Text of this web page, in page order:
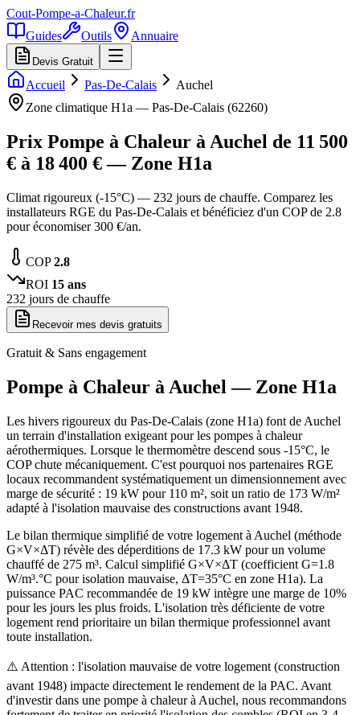
Cout-Pompe-a-Chaleur.fr
Guides
Outils Annuaire
Devis Gratuit
Accueil Pas-De-Calais
Auchel
Zone climatique H1a — Pas-De-Calais (62260)
Prix Pompe à Chaleur à Auchel de 11 500
€ à 18 400 € — Zone H1a
Climat rigoureux (-15°C) — 232 jours de chauffe. Comparez les
installateurs RGE du Pas-De-Calais et bénéficiez d'un COP de 2.8
pour économiser 300 €/an.
COP2.8
ROI 15 ans
232 jours de chauffe
Recevoir mes devis gratuits
Gratuit & Sans engagement
Pompe à Chaleur à Auchel — Zone H1a
Les hivers rigoureux du Pas-De-Calais (zone H1a) font de Auchel
un terrain d'installation exigeant pour les pompes à chaleur
aérothermiques. Lorsque le thermomètre descend sous -15°C, le
COP chute mécaniquement. C'est pourquoi nos partenaires RGE
locaux recommandent systématiquement un dimensionnement avec
marge de sécurité : 19 kW pour 110 m², soit un ratio de 173 W/m²
adapté à l'isolation mauvaise des constructions avant 1948.
Le bilan thermique simplifié de votre logement à Auchel (méthode
G×V×ΔT) révèle des déperditions de 17.3 kW pour un volume
chauffé de 275 m³. Calcul simplifié G×V×ΔT (coefficient G=1.8
W/m³.°C pour isolation mauvaise, ΔT=35°C en zone H1a). La
puissance PAC recommandée de 19 kW intègre une marge de 10%
pour les jours les plus froids. L'isolation très déficiente de votre
logement rend prioritaire un bilan thermique professionnel avant
toute installation.
⚠️ Attention : l'isolation mauvaise de votre logement (construction
avant 1948) impacte directement le rendement de la PAC. Avant
d'investir dans une pompe à chaleur à Auchel, nous recommandons